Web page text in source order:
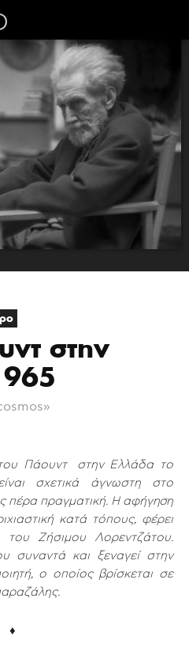
στην
Πάουντ στην Ελλάδα το
σχετικά άγνωστη στο
πέρα πραγματική. Η αφήγηση
κατά τόπους, φέρει
του Ζήσιμου Λορεντζάτου.
συναντά και ξεναγεί στην
ο οποίος βρίσκεται σε
♦